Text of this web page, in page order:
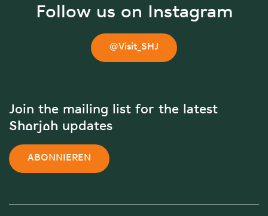
Follow us on Instagram
@Visit_SHJ
Join the mailing list for the latest
Sharjah updates
ABONNIEREN